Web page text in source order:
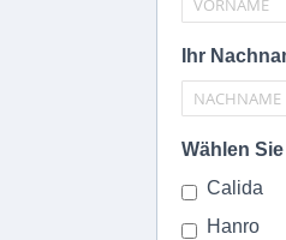
Ihr
Wählen
Calida
Hanro